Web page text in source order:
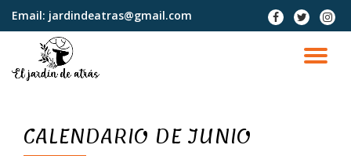
contenido
Email: jardindeatras@gmail.com
fa-
facebook
fa-
twitter
fa-
CALENDARIO DE JUNIO